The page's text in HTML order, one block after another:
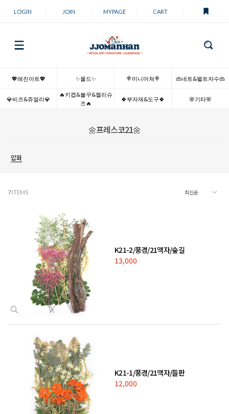
LOGIN JOIN MYPAGE CART
💖레진아트💖 ✨몰드✨ 🍭미니어쳐🍭 👜네트&펠트자수👜
💎비즈&쥬얼리💎
🔥키캡&볼꾸&젤리슈
즈🔥
🍀부자재&도구🍀 🌸기타🌸
🌼프레스코21🌼
압화
7 ITEMS
K21-2/풍경/21액자/숲길
13,000
K21-1/풍경/21액자/들판
12,000